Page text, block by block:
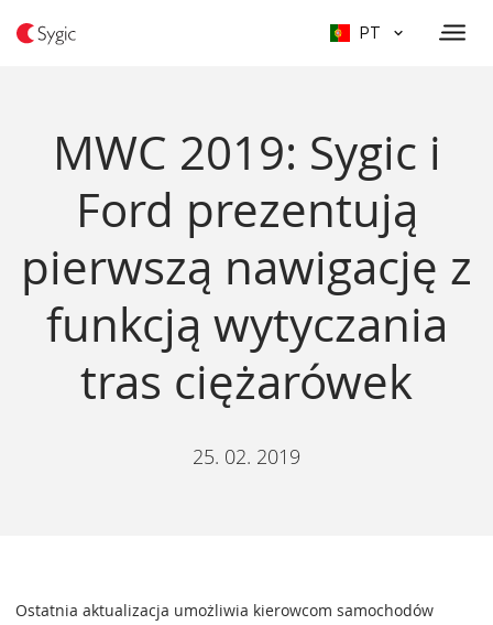
PT
MWC 2019: Sygic i
Ford prezentują
pierwszą nawigację z
funkcją wytyczania
tras ciężarówek
25. 02. 2019
Ostatnia aktualizacja umożliwia kierowcom samochodów